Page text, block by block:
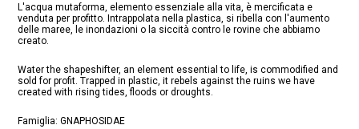
L'acqua mutaforma, elemento essenziale alla vita, è mercificata e
venduta per profitto. Intrappolata nella plastica, si ribella con l'aumento
delle maree, le inondazioni o la siccità contro le rovine che abbiamo
creato.
Water the shapeshifter, an element essential to life, is commodified and
sold for profit. Trapped in plastic, it rebels against the ruins we have
created with rising tides, floods or droughts.
Famiglia: GNAPHOSIDAE